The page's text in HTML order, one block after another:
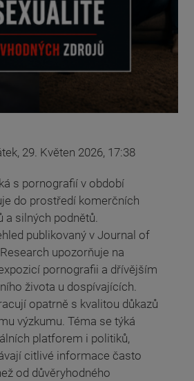
29. Květen 2026, 17:38
s pornografií v období
do prostředí komerčních
a silných podnětů.
publikovaný v Journal of
upozorňuje na
pornografii a dřívějším
života u dospívajících.
opatrně s kvalitou důkazů
výzkumu. Téma se týká
platforem i politiků,
citlivé informace často
od důvěryhodného